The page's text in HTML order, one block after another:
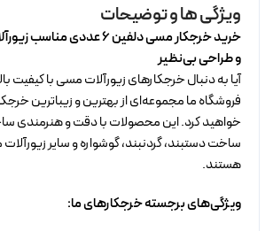
ویژگی ها و توضیحات
خرید خرجکار مسی دلفین 6 عددی
و طراحی بی‌نظیر
آیا به دنبال خرجکارهای زیورآلات مسی با کیفیت
فروشگاه ما مجموعه‌ای از بهترین و زیباترین
خواهید کرد. این محصولات با دقت و هنرمندی
ساخت دستبند، گردنبند، گوشواره و سایر
هستند.
ویژگی‌های برجسته خرجکارهای ما: